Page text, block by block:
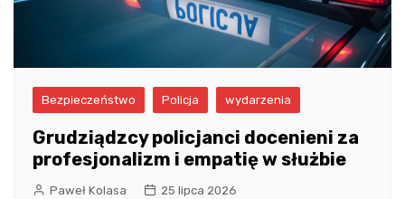
Bezpieczeństwo Policja wydarzenia
Grudziądzcy policjanci docenieni za
profesjonalizm i empatię w służbie
Paweł Kolasa 25 lipca 2026